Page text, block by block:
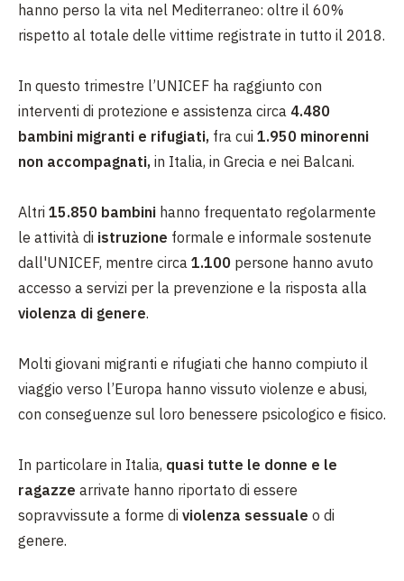
hanno perso la vita nel Mediterraneo: oltre il 60%
rispetto al totale delle vittime registrate in tutto il 2018.
In questo trimestre l’UNICEF ha raggiunto con
interventi di protezione e assistenza circa 4.480
bambini migranti e rifugiati, fra cui 1.950 minorenni
non accompagnati, in Italia, in Grecia e nei Balcani.
Altri 15.850 bambini hanno frequentato regolarmente
le attività di istruzione formale e informale sostenute
dall'UNICEF, mentre circa 1.100 persone hanno avuto
accesso a servizi per la prevenzione e la risposta alla
violenza di genere.
Molti giovani migranti e rifugiati che hanno compiuto il
viaggio verso l’Europa hanno vissuto violenze e abusi,
con conseguenze sul loro benessere psicologico e fisico.
In particolare in Italia, quasi tutte le donne e le
ragazze arrivate hanno riportato di essere
sopravvissute a forme di violenza sessuale o di
genere.